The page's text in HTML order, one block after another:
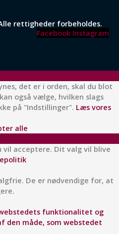
rettigheder forbeholdes.
Facebook Instagram
det er i orden, skal du blot
også vælge, hvilken slags
på "Indstillinger". Læs vores
alle
acceptere. Dit valg vil blive
De er nødvendige for, at
funktionalitet og
den måde, som webstedet